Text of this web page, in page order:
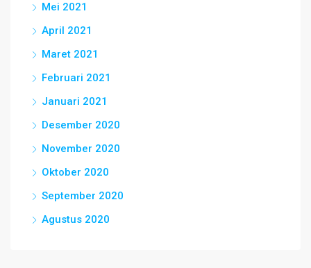
Mei 2021
April 2021
Maret 2021
Februari 2021
Januari 2021
Desember 2020
November 2020
Oktober 2020
September 2020
Agustus 2020